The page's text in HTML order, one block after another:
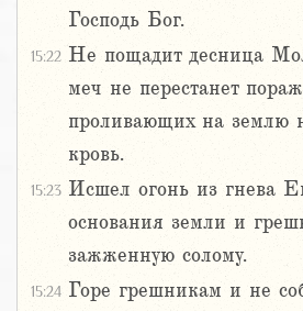
Господь Бог.
15:22 Не пощадит десница
меч не перестанет
проливающих на землю
кровь.
15:23 Исшел огонь из гнева
основания земли и
зажженную солому.
15:24 Горе грешникам и не